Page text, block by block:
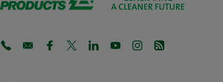
(Opens in a new tab)
(Opens in a new tab)
(Opens in a new tab)
(Opens in a new tab)
(Opens in a new tab)
(Opens in a new tab)
(Opens in a new tab)
(Opens in a new